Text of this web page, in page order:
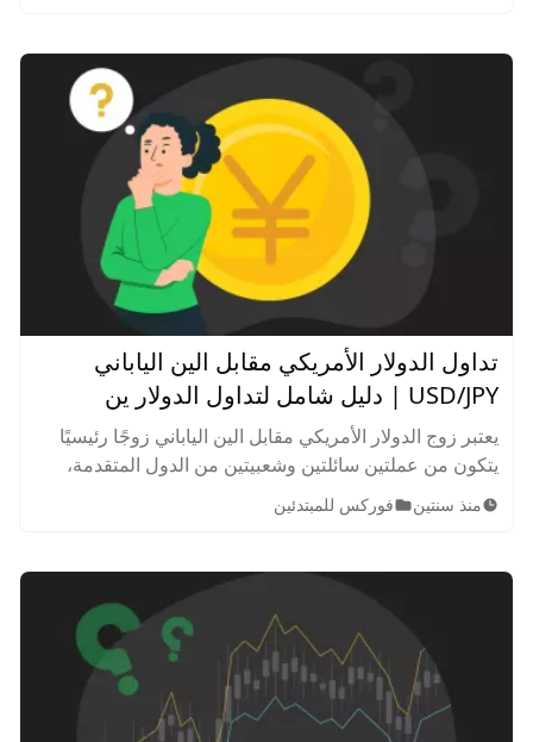
تداول الدولار الأمريكي مقابل الين الياباني
USD/JPY | دليل شامل لتداول الدولار ين
يعتبر زوج الدولار الأمريكي مقابل الين الياباني زوجًا رئيسيًا
يتكون من عملتين سائلتين وشعبيتين من الدول المتقدمة،
يمثل زوج USD/JPY سعر الصرف بين الدولار الأمريكي والين
منذ سنتين فوركس للمبتدئين